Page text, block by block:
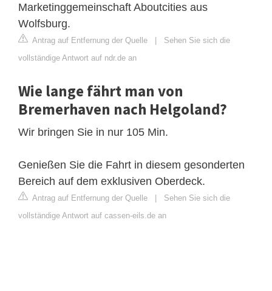
Marketinggemeinschaft Aboutcities aus
Wolfsburg.
Antrag auf Entfernung der Quelle | Sehen Sie sich die
vollständige Antwort auf ndr.de an
Wie lange fährt man von
Bremerhaven nach Helgoland?
Wir bringen Sie in nur 105 Min.
Genießen Sie die Fahrt in diesem gesonderten
Bereich auf dem exklusiven Oberdeck.
Antrag auf Entfernung der Quelle | Sehen Sie sich die
vollständige Antwort auf cassen-eils.de an